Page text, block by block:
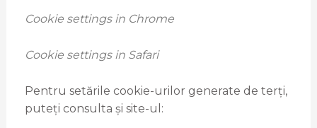
Cookie settings in Chrome
Cookie settings in Safari
Pentru setările cookie-urilor generate de terți,
puteți consulta și site-ul: